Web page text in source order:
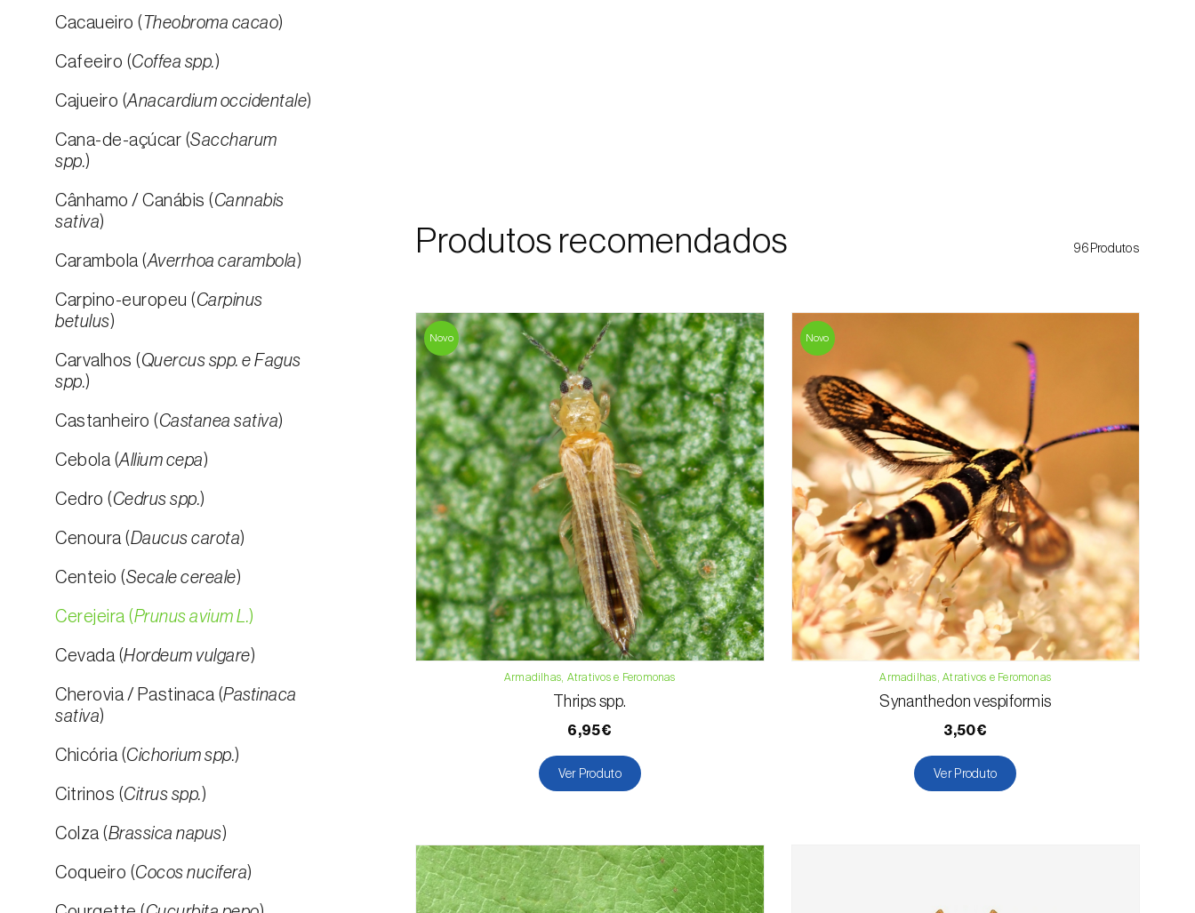
Cacaueiro ( Theobroma cacao)
Cafeeiro (Coffea spp.)
Cajueiro (Anacardium occidentale)
Cana-de-açúcar (Saccharum
spp.)
Cânhamo / Canábis (Cannabis
sativa)
Carambola (Averrhoa carambola)
Carpino-europeu (Carpinus
betulus)
Carvalhos (Quercus spp. e Fagus
spp.)
Castanheiro (Castanea sativa)
Cebola (Allium cepa)
Cedro (Cedrus spp.)
Cenoura (Daucus carota)
Centeio (Secale cereale)
Cerejeira (Prunus avium L.)
Cevada (Hordeum vulgare)
Cherovia / Pastinaca (Pastinaca
sativa)
Chicória (Cichorium spp.)
Citrinos (Citrus spp.)
Colza (Brassica napus)
Coqueiro (Cocos nucifera)
Produtos recomendados 96Produtos
Novo
Armadilhas, Atrativos e Feromonas
Thrips spp.
6,95€
Ver Produto
Novo
Armadilhas, Atrativos e Feromonas
Synanthedon vespiformis
3,50€
Ver Produto